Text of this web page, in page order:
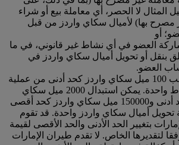
المثال لا الحصر، أي معاملة بيع أو شراء
مصرح بها) لأميال سكاي واردز من قبل
أو
العضو في أي نشاط غير قانوني، في ما
بنقل أو تحويل أميال سكاي واردز في
العضو.
يمكن كسب 100 ميل سكاي واردز كحد أدنى من عملية
تحويل نقاط واحدة. يمكن استبدال 2000 ميل سكاي
واردز كحد أدنى و150000 ميل سكاي واردز كحد أقصى
تحويل أميال سكاي واردز واحدة. قد تقوم
بتغيير الحد الأدنى والحد الأقصى لقيمة
لتقديرها الخاص. لا تقدم طيران الإمارات